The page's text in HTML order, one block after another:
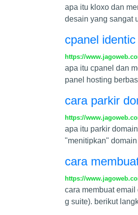
apa itu kloxo dan
desain yang sangat
cpanel
https://
apa itu cpanel dan
panel hosting
cara parkir
https://
apa itu parkir
"menitipkan"
cara
https://
cara membuat
g suite). berikut